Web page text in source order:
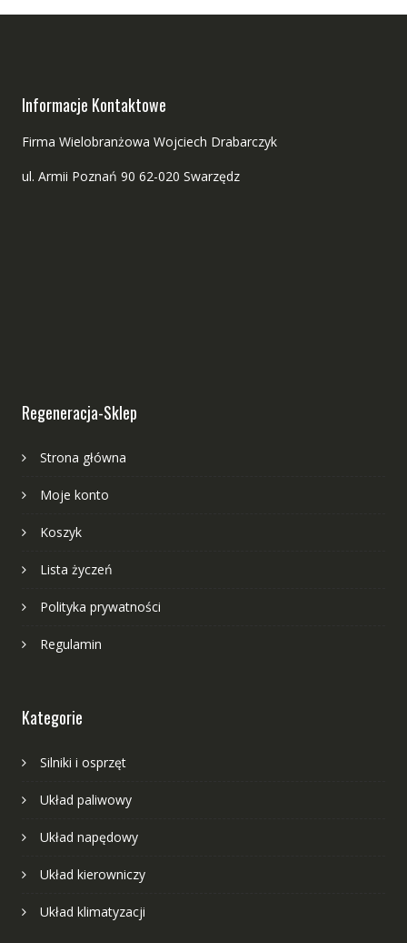
Informacje Kontaktowe
Firma Wielobranżowa Wojciech Drabarczyk
ul. Armii Poznań 90 62-020 Swarzędz
Regeneracja-Sklep
Strona główna
Moje konto
Koszyk
Lista życzeń
Polityka prywatności
Regulamin
Kategorie
Silniki i osprzęt
Układ paliwowy
Układ napędowy
Układ kierowniczy
Układ klimatyzacji